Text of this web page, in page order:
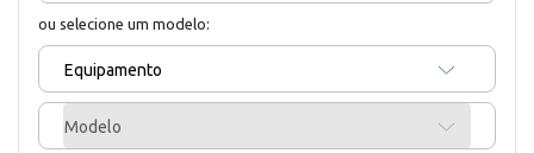
ou selecione um modelo:
Equipamento
Modelo